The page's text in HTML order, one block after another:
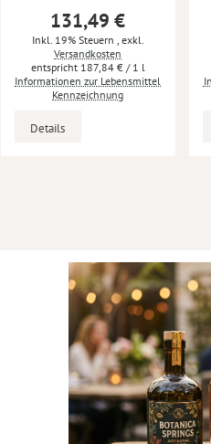
131,49 €
Inkl. 19% Steuern exkl.
Versandkosten
187,84 € / 1 l
Informationen zur Lebensmittel
Kennzeichnung
Details